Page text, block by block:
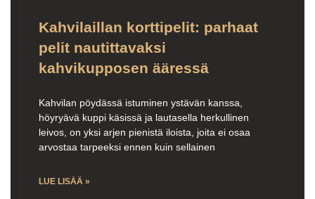
Kahvilaillan korttipelit: parhaat
pelit nautittavaksi
kahvikupposen ääressä
Kahvilan pöydässä istuminen ystävän kanssa,
höyryävä kuppi käsissä ja lautasella herkullinen
leivos, on yksi arjen pienistä iloista, joita ei osaa
arvostaa tarpeeksi ennen kuin sellainen
LUE LISÄÄ »